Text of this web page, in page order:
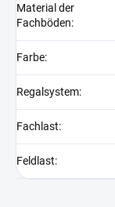
Material der
Fachböden:
Farbe:
Regalsystem:
Fachlast:
Feldlast: